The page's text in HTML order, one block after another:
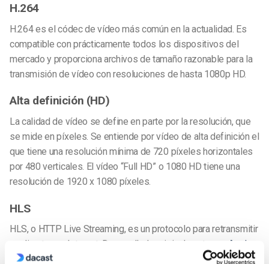
H.264
H.264 es el códec de vídeo más común en la actualidad. Es
compatible con prácticamente todos los dispositivos del
mercado y proporciona archivos de tamaño razonable para la
transmisión de vídeo con resoluciones de hasta 1080p HD.
Alta definición (HD)
La calidad de vídeo se define en parte por la resolución, que
se mide en píxeles. Se entiende por vídeo de alta definición el
que tiene una resolución mínima de 720 píxeles horizontales
por 480 verticales. El vídeo “Full HD” o 1080 HD tiene una
resolución de 1920 x 1080 píxeles.
HLS
HLS, o HTTP Live Streaming, es un protocolo para retransmitir
en directo por Internet. Desarrollado originalmente por
Apple
es el protocolo de retransmisión en directo dominante en la